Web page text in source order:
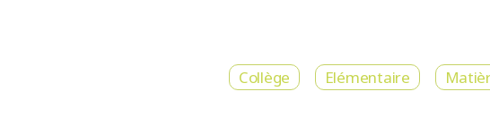
Collège Elémentaire